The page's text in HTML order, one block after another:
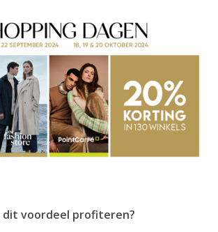
dit voordeel profiteren?